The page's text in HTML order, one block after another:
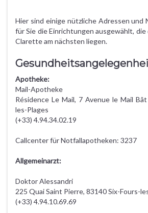
Hier sind einige nützliche Adressen und
für Sie die Einrichtungen ausgewählt,
Clarette am nächsten liegen.
Apotheke:
Mail-Apotheke
Résidence Le Mail, 7 Avenue le Mail
les-Plages
(+33) 4.94.34.02.19
Callcenter für Notfallapotheken: 3237
Allgemeinarzt:
Doktor Alessandri
225 Quai Saint Pierre, 83140 Six-Fours-
(+33) 4.94.10.69.69